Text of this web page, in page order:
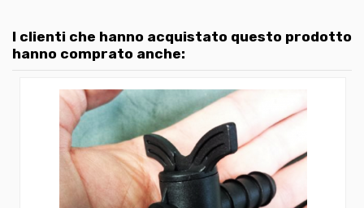
I clienti che hanno acquistato questo prodotto
hanno comprato anche: